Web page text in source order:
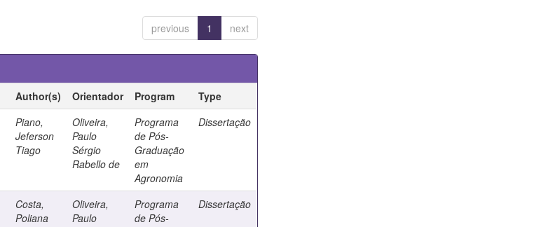
previous 1 next
Author(s) Orientador Program
Type
Piano,
Jeferson
Tiago
Oliveira,
Paulo
Sérgio
Rabello de
Programa
de Pós-
Graduação
em
Agronomia
Dissertação
Costa,
Poliana
Oliveira,
Paulo
Programa
de Pós-
Dissertação